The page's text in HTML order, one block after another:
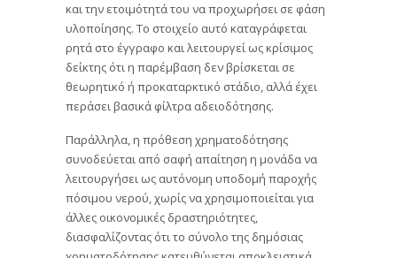
και την ετοιμότητά του να προχωρήσει σε φάση
υλοποίησης. Το στοιχείο αυτό καταγράφεται
ρητά στο έγγραφο και λειτουργεί ως κρίσιμος
δείκτης ότι η παρέμβαση δεν βρίσκεται σε
θεωρητικό ή προκαταρκτικό στάδιο, αλλά έχει
περάσει βασικά φίλτρα αδειοδότησης.
Παράλληλα, η πρόθεση χρηματοδότησης
συνοδεύεται από σαφή απαίτηση η μονάδα να
λειτουργήσει ως αυτόνομη υποδομή παροχής
πόσιμου νερού, χωρίς να χρησιμοποιείται για
άλλες οικονομικές δραστηριότητες,
διασφαλίζοντας ότι το σύνολο της δημόσιας